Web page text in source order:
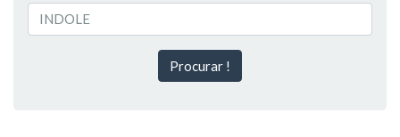
Procurar !